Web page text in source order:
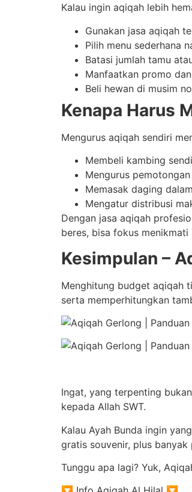
Kalau ingin aqiqah lebih
Gunakan jasa aqiqah
Pilih menu sederhana
Batasi jumlah tamu
Manfaatkan promo
Beli hewan di musim
Kenapa Harus
Mengurus aqiqah sendiri
Membeli kambing
Mengurus
Memasak daging
Mengatur distribusi
Dengan jasa aqiqah
beres, bisa fokus
Kesimpulan –
Menghitung budget aqiqah
serta memperhitungkan
Ingat, yang terpenting
kepada Allah SWT.
Kalau Ayah Bunda ingin
gratis souvenir, plus
Tunggu apa lagi? Yuk,